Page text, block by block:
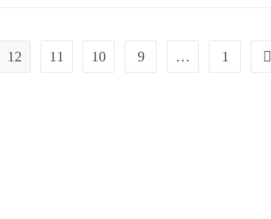
Go to the previous page
1
…
9
10
11
12